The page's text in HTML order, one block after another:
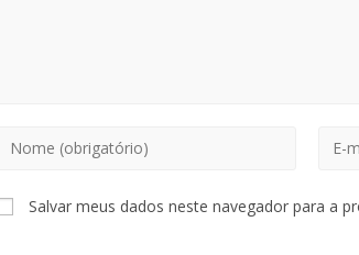
Salvar meus dados neste navegador para a